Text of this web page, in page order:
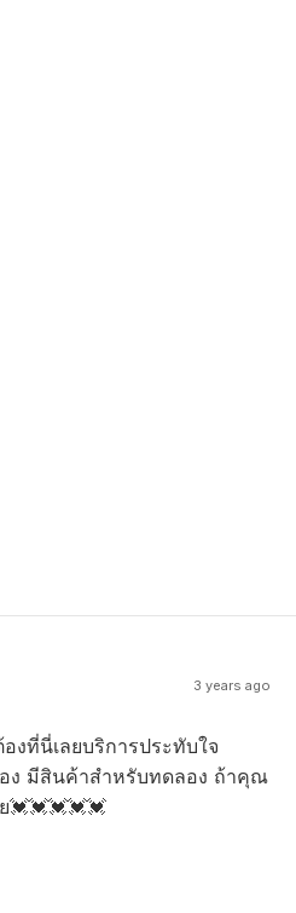
3 years ago
งที่นี่เลยบริการประทับใจ
มีสินค้าสำหรับทดลอง ถ้าคุณ